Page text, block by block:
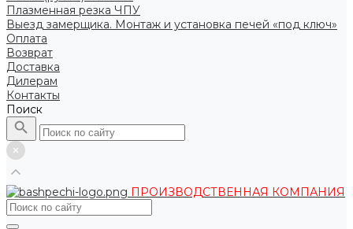
Плазменная резка ЧПУ
Выезд замерщика. Монтаж и установка печей «под ключ»
Оплата
Возврат
Доставка
Дилерам
Контакты
Поиск
ПРОИЗВОДСТВЕННАЯ КОМПАНИЯ